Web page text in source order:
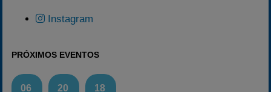
Instagram
PRÓXIMOS EVENTOS
06 20 18